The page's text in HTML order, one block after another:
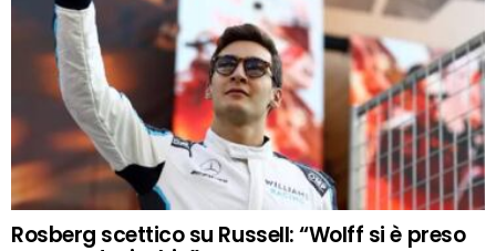
Rosberg scettico su Russell: “Wolff si è preso